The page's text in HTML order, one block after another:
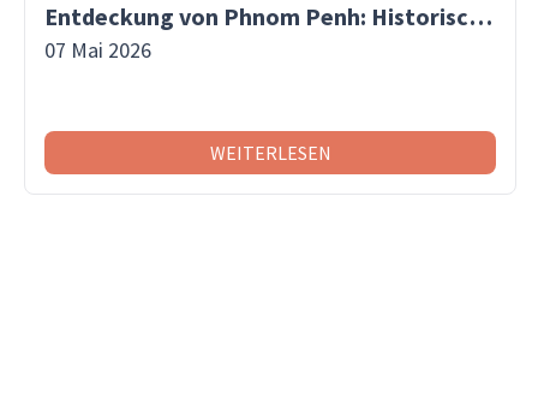
Entdeckung von Phnom Penh: Historische Stätten, Märkte und Abenteuer auf einer Insel
07 Mai 2026
WEITERLESEN